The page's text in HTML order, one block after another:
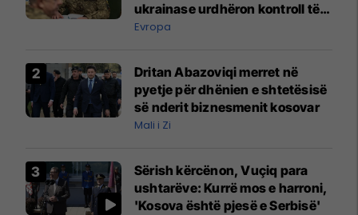
ukrainase urdhëron kontroll të
madh
Evropa
Dritan Abazoviqi merret në
pyetje për dhënien e shtetësisë
së nderit biznesmenit kosovar
Mali i Zi
Sërish kërcënon, Vuçiq para
ushtarëve: Kurrë mos e harroni,
'Kosova është pjesë e Serbisë'